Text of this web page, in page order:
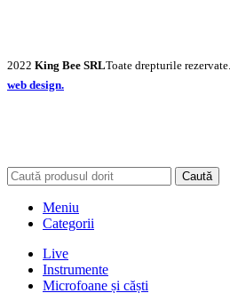
2022 King Bee SRLToate drepturile rezervate.
web design.
Caută
Meniu
Categorii
Live
Instrumente
Microfoane și căști